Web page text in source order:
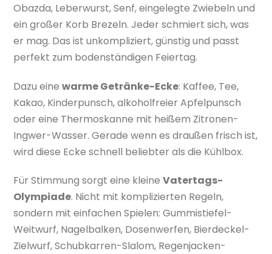
Obazda, Leberwurst, Senf, eingelegte Zwiebeln und
ein großer Korb Brezeln. Jeder schmiert sich, was
er mag. Das ist unkompliziert, günstig und passt
perfekt zum bodenständigen Feiertag.
Dazu einewarme Getränke-Ecke: Kaffee, Tee,
Kakao, Kinderpunsch, alkoholfreier Apfelpunsch
oder eine Thermoskanne mit heißem Zitronen-
Ingwer-Wasser. Gerade wenn es draußen frisch ist,
wird diese Ecke schnell beliebter als die Kühlbox.
Für Stimmung sorgt eine kleineVatertags-
Olympiade. Nicht mit komplizierten Regeln,
sondern mit einfachen Spielen: Gummistiefel-
Weitwurf, Nagelbalken, Dosenwerfen, Bierdeckel-
Zielwurf, Schubkarren-Slalom, Regenjacken-